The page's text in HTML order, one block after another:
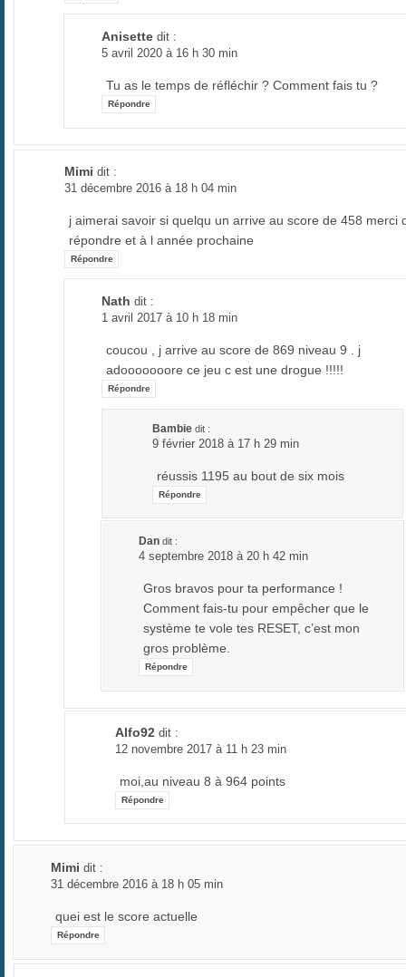
Anisette dit :
5 avril 2020 à 16 h 30 min
Tu as le temps de réfléchir ? Comment fais tu ?
Répondre
Mimi dit :
31 décembre 2016 à 18 h 04 min
j aimerai savoir si quelqu un arrive au score de 458 merci
répondre et à l année prochaine
Répondre
Nath dit :
1 avril 2017 à 10 h 18 min
coucou , j arrive au score de 869 niveau 9 . j
adooooooore ce jeu c est une drogue !!!!!
Répondre
Bambie dit :
9 février 2018 à 17 h 29 min
réussis 1195 au bout de six mois
Répondre
Dan dit :
4 septembre 2018 à 20 h 42 min
Gros bravos pour ta performance !
Comment fais-tu pour empêcher que le
système te vole tes RESET, c’est mon
gros problème.
Répondre
Alfo92 dit :
12 novembre 2017 à 11 h 23 min
moi,au niveau 8 à 964 points
Répondre
Mimi dit :
31 décembre 2016 à 18 h 05 min
quei est le score actuelle
Répondre